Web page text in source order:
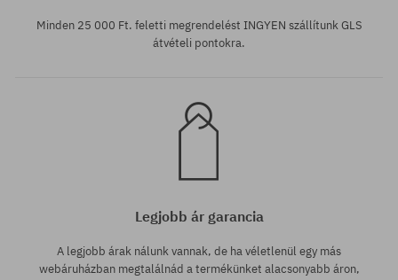
Minden 25 000 Ft. feletti megrendelést INGYEN szállítunk GLS
átvételi pontokra.
Legjobb ár garancia
A legjobb árak nálunk vannak, de ha véletlenül egy más
webáruházban megtalálnád a termékünket alacsonyabb áron,